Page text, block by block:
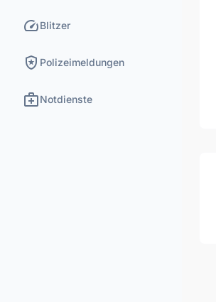
speedBlitzer
local_police Polizeimeldungen
medical_servicesNotdienste